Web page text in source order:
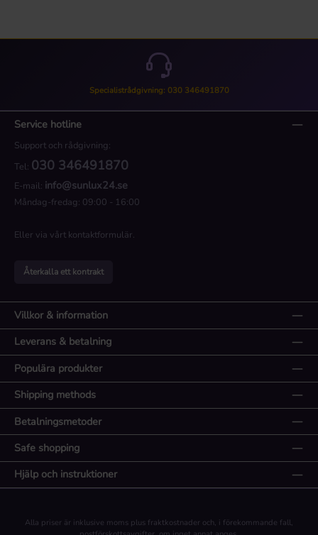
Specialistrådgivning: 030 346491870
Service hotline
Support och rådgivning:
Tel: 030 346491870
E-mail: info@sunlux24.se
Måndag-fredag: 09:00 - 16:00
Eller via vårt kontaktformulär.
Återkalla ett kontrakt
Villkor & information
Leverans & betalning
Populära produkter
Betalningsmetoder
Shipping methods
Safe shopping
Hjälp och instruktioner
Alla priser är inklusive moms plus fraktkostnader och, i förekommande fall,